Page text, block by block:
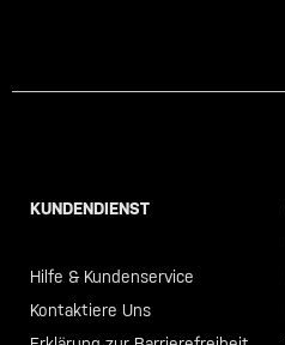
KUNDENDIENST
Hilfe & Kundenservice
Kontaktiere Uns